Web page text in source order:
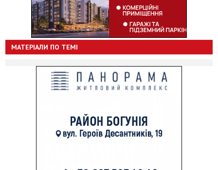
МАТЕРІАЛИ ПО ТЕМІ